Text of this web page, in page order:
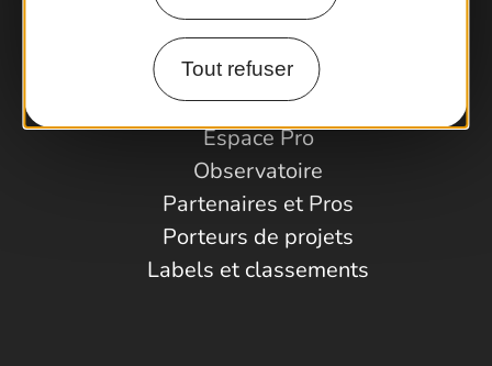
Tout refuser
Comment venir ?
Espace Pro
Observatoire
Partenaires et Pros
Porteurs de projets
Labels et classements